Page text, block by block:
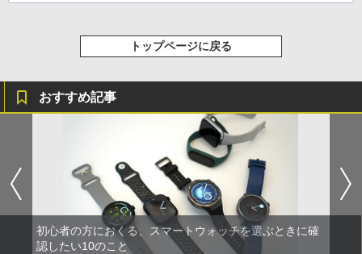
トップページに戻る
おすすめ記事
初心者の方におくる、スマートウォッチを選ぶときに確
認したい10のこと